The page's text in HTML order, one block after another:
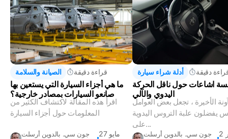
الصيانة والسلامة قراءة دقيقة
ما هي أجزاء السيارة التي يستعين بها
صانعو السيارات بمصادر خارجية؟
اقرأ هذه المقالة لاكتشاف الكثير من
المعلومات حول أجزاء السيارة
جون سي. بالدوين أرسلت
27 مايو
أدلة شراء سيارة دقيقة
اشاعات حول ناقل الحركة
اليدوي والآلي
الأخيرة ، تجعل بعض العوامل
يفضلون علبة التروس اليدوية
على...
جون سي. بالدوين أرسلت
2 فبراير